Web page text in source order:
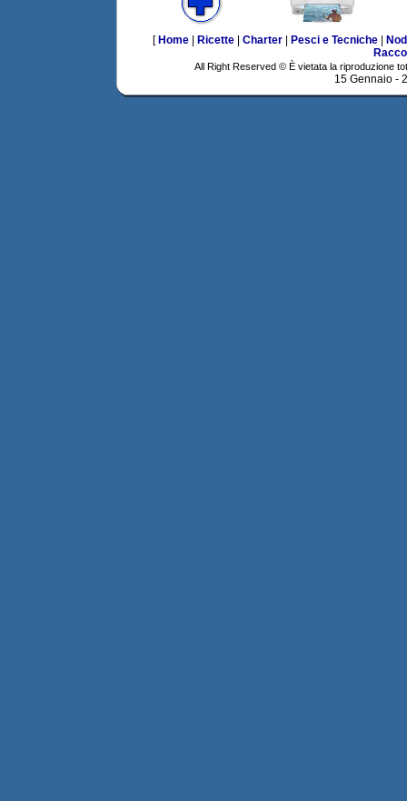
[ Home| Ricette| Charter| Pesci e Tecniche|
All Right Reserved © È vietata la riproduzione
15 Gennaio -